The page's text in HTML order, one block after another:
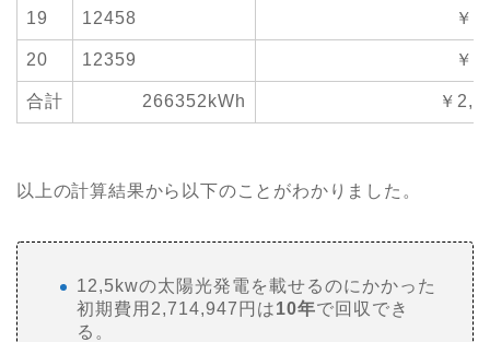
19 12458 ￥
20 12359 ￥
合計 266352kWh ￥
以上の計算結果から以下のことがわかりました。
12,5kwの太陽光発電を載せるのにかかった
初期費用2,714,947円は10年で回収でき
る。